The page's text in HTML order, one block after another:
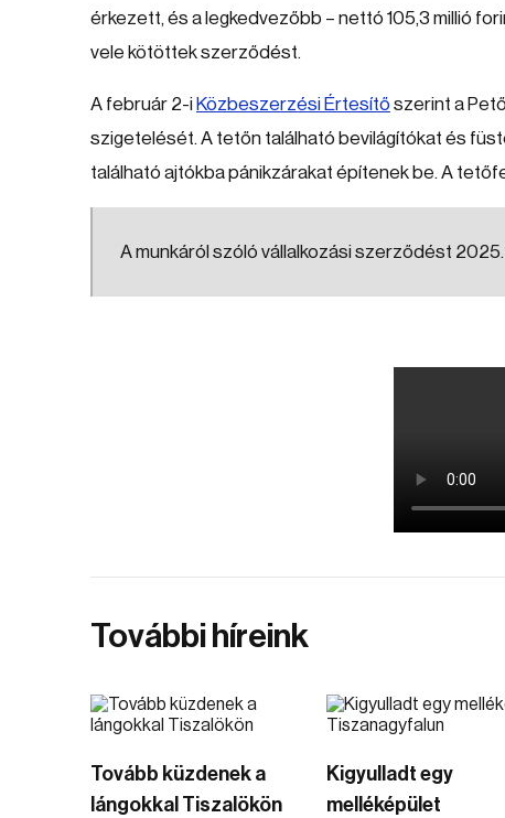
érkezett, és a legkedvezőbb – nettó 105,3 millió
vele kötöttek szerződést.
A február 2-i Közbeszerzési Értesítő szerint a
szigetelését. A tetőn található bevilágítókat és
található ajtókba pánikzárakat építenek be. A
A munkáról szóló vállalkozási szerződést
További híreink
Tovább küzdenek a
lángokkal Tiszalökön
Kigyulladt egy
melléképület